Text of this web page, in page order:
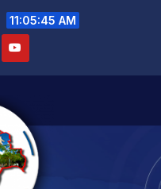
11:05:46 AM